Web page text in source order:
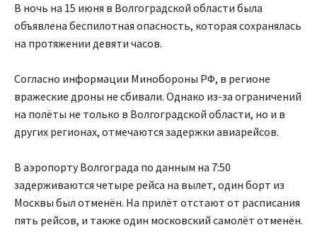
В ночь на 15 июня в Волгоградской области была
объявлена беспилотная опасность, которая сохранялась
на протяжении девяти часов.
Согласно информации Минобороны РФ, в регионе
вражеские дроны не сбивали. Однако из-за ограничений
на полёты не только в Волгоградской области, но и в
других регионах, отмечаются задержки авиарейсов.
В аэропорту Волгограда по данным на 7:50
задерживаются четыре рейса на вылет, один борт из
Москвы был отменён. На прилёт отстают от расписания
пять рейсов, и также один московский самолёт отменён.